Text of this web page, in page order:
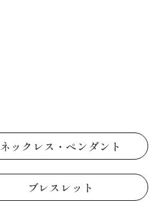
ネックレス・ペンダント
ブレスレット